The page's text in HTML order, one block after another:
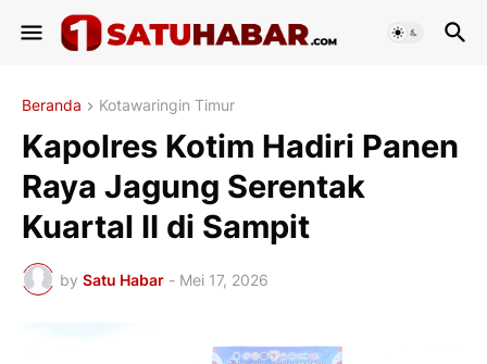
Beranda Kotawaringin Timur
Kapolres Kotim Hadiri Panen
Raya Jagung Serentak
Kuartal II di Sampit
by Satu Habar - Mei 17, 2026